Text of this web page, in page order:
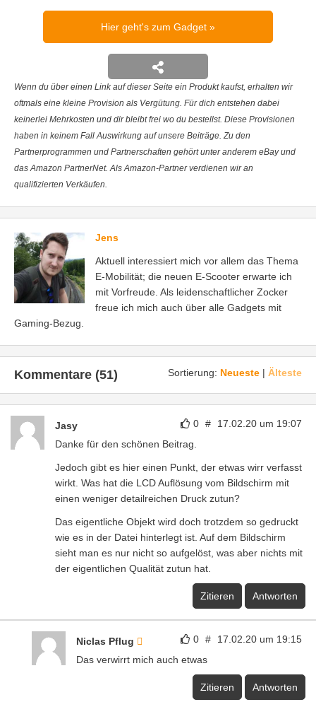
Hier geht's zum Gadget
Wenn du über einen Link auf dieser Seite ein Produkt kaufst, erhalten wir
oftmals eine kleine Provision als Vergütung. Für dich entstehen dabei
keinerlei Mehrkosten und dir bleibt frei wo du bestellst. Diese Provisionen
haben in keinem Fall Auswirkung auf unsere Beiträge. Zu den
Partnerprogrammen und Partnerschaften gehört unter anderem eBay und
das Amazon PartnerNet. Als Amazon-Partner verdienen wir an
qualifizierten Verkäufen.
Jens
Aktuell interessiert mich vor allem das Thema
E-Mobilität; die neuen E-Scooter erwarte ich
mit Vorfreude. Als leidenschaftlicher Zocker
freue ich mich auch über alle Gadgets mit
Gaming-Bezug.
Sortierung: Neueste | Älteste
Kommentare (51)
0 # 17.02.20 um 19:07
Jasy
Danke für den schönen Beitrag.
Jedoch gibt es hier einen Punkt, der etwas wirr verfasst
wirkt. Was hat die LCD Auflösung vom Bildschirm mit
einen weniger detailreichen Druck zutun?
Das eigentliche Objekt wird doch trotzdem so gedruckt
wie es in der Datei hinterlegt ist. Auf dem Bildschirm
sieht man es nur nicht so aufgelöst, was aber nichts mit
der eigentlichen Qualität zutun hat.
Zitieren Antworten
0 # 17.02.20 um 19:15
Niclas Pflug
Das verwirrt mich auch etwas
Zitieren Antworten